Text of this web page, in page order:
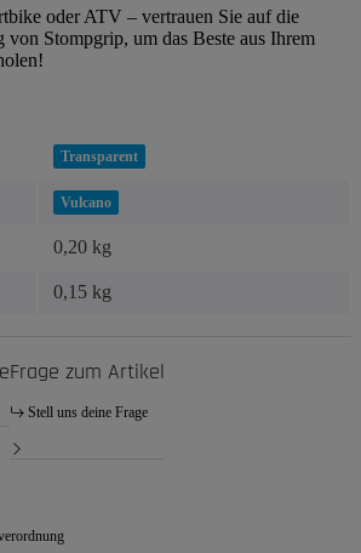
oder ATV – vertrauen Sie auf die
Stompgrip, um das Beste aus Ihrem
Transparent
Vulcano
0,20 kg
0,15 kg
Frage zum Artikel
Stell uns deine Frage